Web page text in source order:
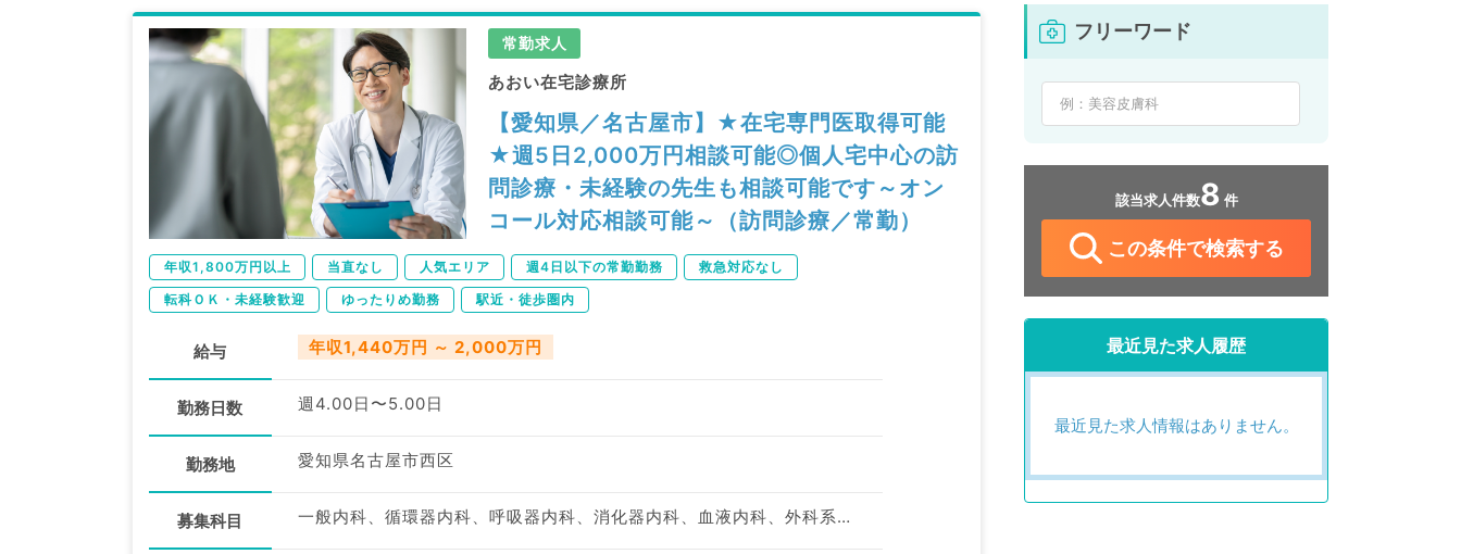
常勤求人
あおい在宅診療所
【愛知県／名古屋市】★在宅専門医取得可能
★週5日2,000万円相談可能◎個人宅中心の訪
問診療・未経験の先生も相談可能です～オン
コール対応相談可能～（訪問診療／常勤）
年収1,800万円以上 当直なし 人気エリア 週4日以下の常勤勤務
救急対応なし
転科ＯＫ・未経験歓迎
ゆったりめ勤務 駅近・徒歩圏内
給与 年収1,440万円 ～ 2,000万円
勤務日数 週4.00日〜5.00日
勤務地 愛知県名古屋市西区
募集科目 一般内科、循環器内科、呼吸器内科、消化器内科、血液内科、外科系全般、一般外科
フリーワード
該当求人件数8 件
この条件で検索する
最近見た求人履歴
最近見た求人情報はありません。